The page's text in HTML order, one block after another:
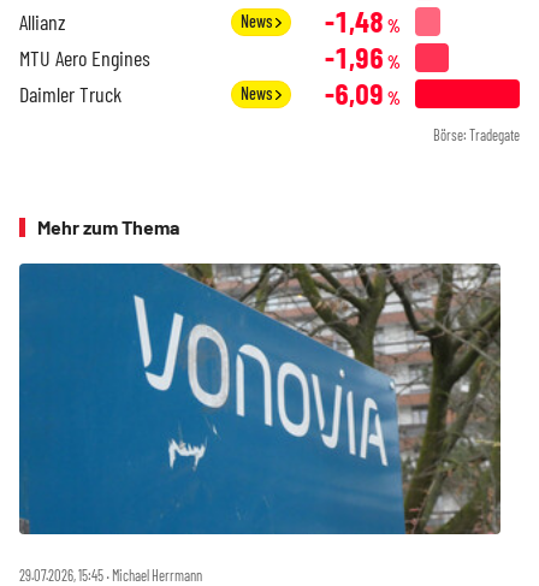
Allianz News -1,48 %
MTU Aero Engines -1,96 %
Daimler Truck News -6,09 %
Börse: Tradegate
Mehr zum Thema
29.07.2026, 15:45 ‧ Michael Herrmann